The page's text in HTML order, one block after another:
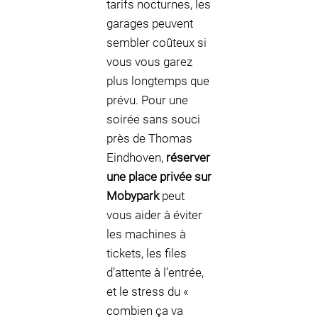
tarifs nocturnes, les
garages peuvent
sembler coûteux si
vous vous garez
plus longtemps que
prévu. Pour une
soirée sans souci
près de Thomas
Eindhoven, réserver
une place privée sur
Mobyparkpeut
vous aider à éviter
les machines à
tickets, les files
d’attente à l’entrée,
et le stress du «
combien ça va